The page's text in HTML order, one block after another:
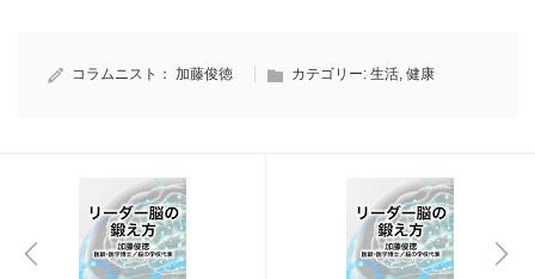
コラムニスト： 加藤俊徳 カテゴリー: 生活, 健康